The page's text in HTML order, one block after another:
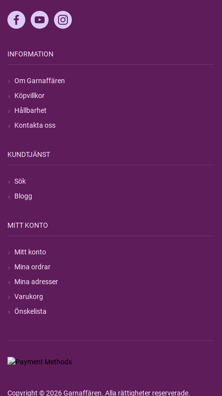
INFORMATION
Om Garnaffären
Köpvillkor
Hållbarhet
Kontakta oss
KUNDTJÄNST
Sök
Blogg
MITT KONTO
Mitt konto
Mina ordrar
Mina adresser
Varukorg
Önskelista
Copyright © 2026 Garnaffären. Alla rättigheter reserverade.